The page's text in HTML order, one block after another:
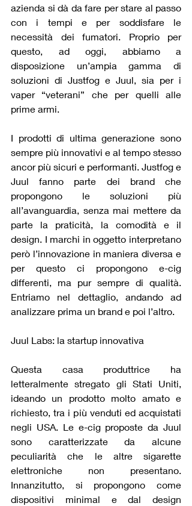
azienda si dà da fare per stare al passo
con i tempi e per soddisfare le
necessità dei fumatori. Proprio per
questo, ad oggi, abbiamo a
disposizione un’ampia gamma di
soluzioni di Justfog e Juul, sia per i
vaper “veterani” che per quelli alle
prime armi.
I prodotti di ultima generazione sono
sempre più innovativi e al tempo stesso
ancor più sicuri e performanti. Justfog e
Juul fanno parte dei brand che
propongono le soluzioni più
all’avanguardia, senza mai mettere da
parte la praticità, la comodità e il
design. I marchi in oggetto interpretano
però l’innovazione in maniera diversa e
per questo ci propongono e-cig
differenti, ma pur sempre di qualità.
Entriamo nel dettaglio, andando ad
analizzare prima un brand e poi l’altro.
Juul Labs: la startup innovativa
Questa casa produttrice ha
letteralmente stregato gli Stati Uniti,
ideando un prodotto molto amato e
richiesto, tra i più venduti ed acquistati
negli USA. Le e-cig proposte da Juul
sono caratterizzate da alcune
peculiarità che le altre sigarette
elettroniche non presentano.
Innanzitutto, si propongono come
dispositivi minimal e dal design